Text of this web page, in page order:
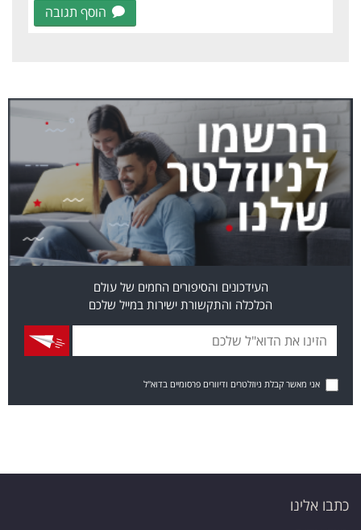
הוסף תגובה
העידכונים והסיפורים החמים של עולם
הכלכלה והתקשורת ישירות במייל שלכם
אני מאשר קבלת ניוזלטרים ודיוורים פרסומיים בדוא"ל
כתבו אלינו